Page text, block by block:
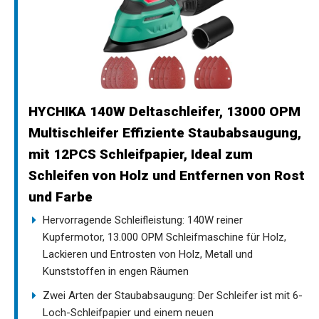
HYCHIKA 140W Deltaschleifer, 13000 OPM
Multischleifer Effiziente Staubabsaugung,
mit 12PCS Schleifpapier, Ideal zum
Schleifen von Holz und Entfernen von Rost
und Farbe
Hervorragende Schleifleistung: 140W reiner
Kupfermotor, 13.000 OPM Schleifmaschine für Holz,
Lackieren und Entrosten von Holz, Metall und
Kunststoffen in engen Räumen
Zwei Arten der Staubabsaugung: Der Schleifer ist mit 6-
Loch-Schleifpapier und einem neuen